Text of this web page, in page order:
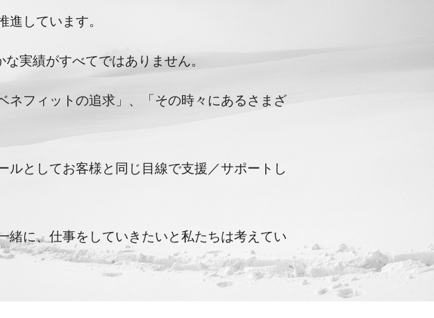
しています。
実績がすべてではありません。
ネフィットの追求」、「その時々にあるさまざ
としてお客様と同じ目線で支援／サポートし
緒に、仕事をしていきたいと私たちは考えてい